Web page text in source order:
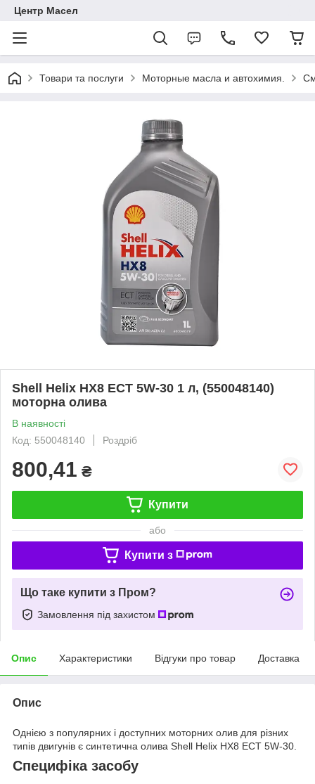
Центр Масел
Товари та послуги Моторные масла и автохимия.
Shell Helix HX8 ECT 5W-30 1 л, (550048140)
моторна олива
В наявності
Код: 550048140
Роздріб
800,41 ₴
Купити
або
Купити з
Що таке купити з Пром?
Замовлення під захистом
Опис Характеристики Відгуки про товар Доставка
Опис
Однією з популярних і доступних моторних олив для різних
типів двигунів є синтетична олива Shell Helix HX8 ECT 5W-30.
Специфіка засобу